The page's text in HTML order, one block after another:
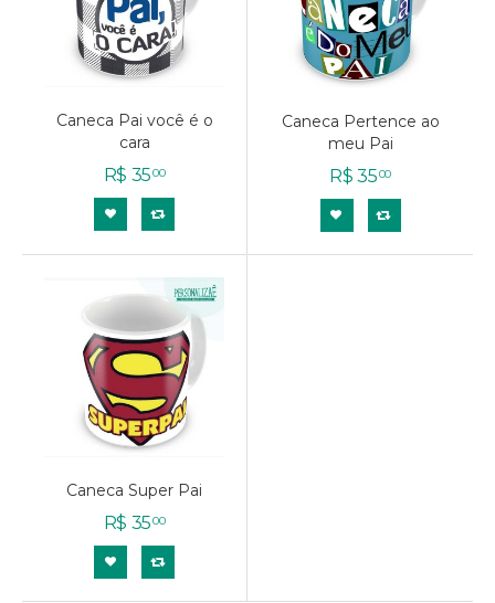
Caneca Pai você é o
cara
R$ 3500
Caneca Pertence ao
meu Pai
R$ 3500
Caneca Super Pai
R$ 3500